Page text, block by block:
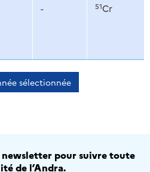
- 51Cr
sélectionnée
pour suivre toute
de l’Andra.